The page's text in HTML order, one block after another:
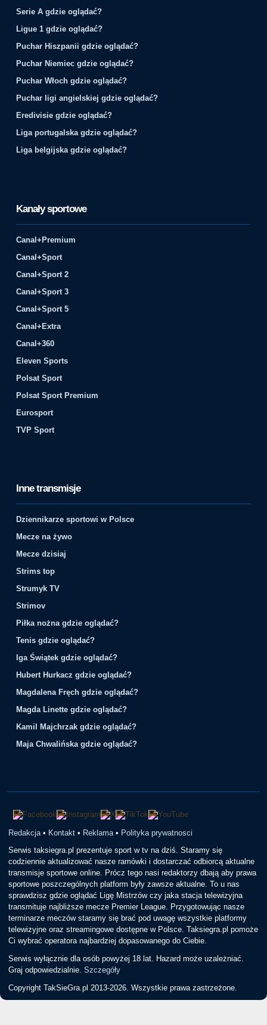
Serie A gdzie oglądać?
Ligue 1 gdzie oglądać?
Puchar Hiszpanii gdzie oglądać?
Puchar Niemiec gdzie oglądać?
Puchar Włoch gdzie oglądać?
Puchar ligi angielskiej gdzie oglądać?
Eredivisie gdzie oglądać?
Liga portugalska gdzie oglądać?
Liga belgijska gdzie oglądać?
Kanały sportowe
Canal+Premium
Canal+Sport
Canal+Sport 2
Canal+Sport 3
Canal+Sport 5
Canal+Extra
Canal+360
Eleven Sports
Polsat Sport
Polsat Sport Premium
Eurosport
TVP Sport
Inne transmisje
Dziennikarze sportowi w Polsce
Mecze na żywo
Mecze dzisiaj
Strims top
Strumyk TV
Strimov
Piłka nożna gdzie oglądać?
Tenis gdzie oglądać?
Iga Świątek gdzie oglądać?
Hubert Hurkacz gdzie oglądać?
Magdalena Fręch gdzie oglądać?
Magda Linette gdzie oglądać?
Kamil Majchrzak gdzie oglądać?
Maja Chwalińska gdzie oglądać?
Redakcja • Kontakt • Reklama • Polityka prywatnosci
Serwis taksiegra.pl prezentuje sport w tv na dziś. Staramy się
codziennie aktualizować nasze ramówki i dostarczać odbiorcą aktualne
transmisje sportowe online. Prócz tego nasi redaktorzy dbają aby prawa
sportowe poszczególnych platform były zawsze aktualne. To u nas
sprawdzisz gdzie oglądać Ligę Mistrzów czy jaka stacja telewizyjna
transmituje najbliższe mecze Premier League. Przygotowując nasze
terminarze meczów staramy się brać pod uwagę wszystkie platformy
telewizyjne oraz streamingowe dostępne w Polsce. Taksiegra.pl pomoże
Ci wybrać operatora najbardziej dopasowanego do Ciebie.
Serwis wyłącznie dla osób powyżej 18 lat. Hazard może uzależniać.
Graj odpowiedzialnie.Szczegóły
Copyright TakSieGra.pl 2013-2026. Wszystkie prawa zastrzeżone.